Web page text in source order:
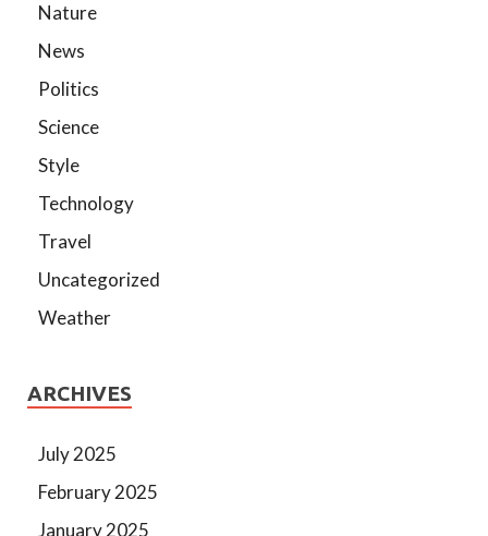
Nature
News
Politics
Science
Style
Technology
Travel
Uncategorized
Weather
ARCHIVES
July 2025
February 2025
January 2025